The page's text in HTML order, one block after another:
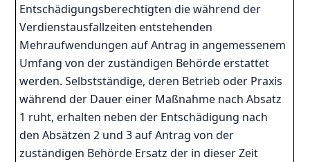
Entschädigungsberechtigten die während der
Verdienstausfallzeiten entstehenden
Mehraufwendungen auf Antrag in angemessenem
Umfang von der zuständigen Behörde erstattet
werden. Selbstständige, deren Betrieb oder Praxis
während der Dauer einer Maßnahme nach Absatz
1 ruht, erhalten neben der Entschädigung nach
den Absätzen 2 und 3 auf Antrag von der
zuständigen Behörde Ersatz der in dieser Zeit